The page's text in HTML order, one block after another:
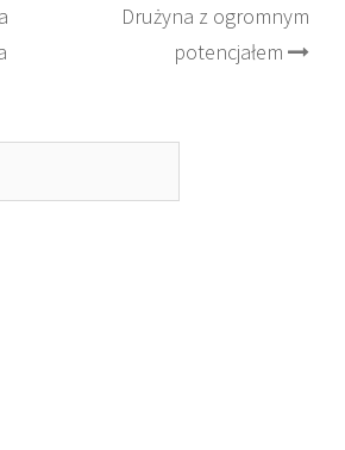
Drużyna z ogromnym
potencjałem